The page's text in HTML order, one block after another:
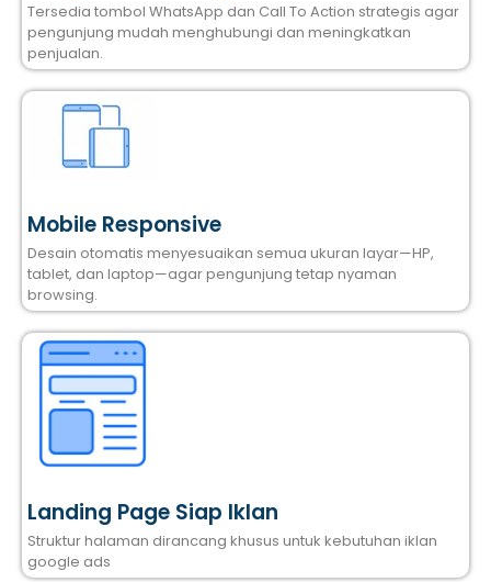
Tersedia tombol WhatsApp dan Call To Action strategis agar
pengunjung mudah menghubungi dan meningkatkan
penjualan.
Mobile Responsive
Desain otomatis menyesuaikan semua ukuran layar—HP,
tablet, dan laptop—agar pengunjung tetap nyaman
browsing.
Landing Page Siap Iklan
Struktur halaman dirancang khusus untuk kebutuhan iklan
google ads